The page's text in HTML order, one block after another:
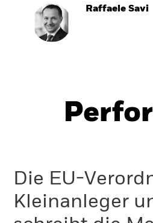
Raffaele Savi
Die EU-
Kleinanleger